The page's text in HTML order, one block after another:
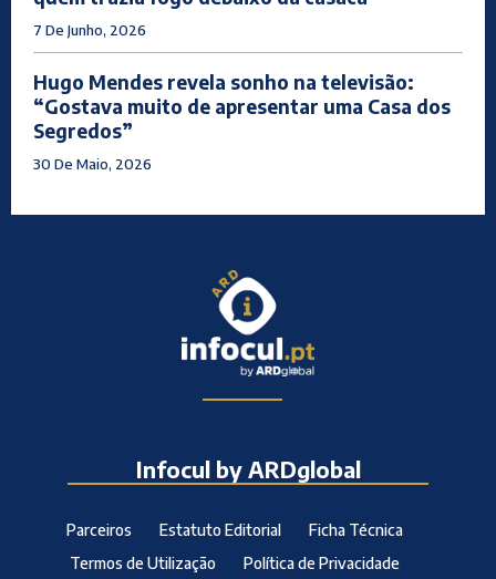
7 De Junho, 2026
Hugo Mendes revela sonho na televisão:
“Gostava muito de apresentar uma Casa dos
Segredos”
30 De Maio, 2026
Infocul by ARDglobal
Parceiros Estatuto Editorial
Ficha Técnica
Termos de Utilização
Política de Privacidade